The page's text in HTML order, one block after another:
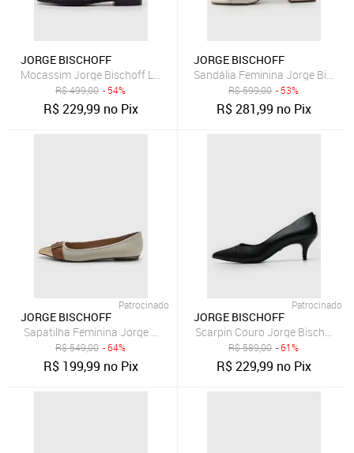
JORGE BISCHOFF
Mocassim Jorge Bischoff Lezard Preto
R$499,00 - 54%
R$229,99 no Pix
JORGE BISCHOFF
Sandália Feminina Jorge
R$599,00 - 53%
R$281,99 no Pix
Patrocinado
JORGE BISCHOFF
Sapatilha Feminina Jorge Bischoff Bico Fino Detalhe Metálico Bege
R$549,00 - 64%
R$ 199,99 no Pix
Patrocinado
JORGE BISCHOFF
Scarpin Couro Jorge Bischoff
R$589,00 - 61%
R$229,99 no Pix